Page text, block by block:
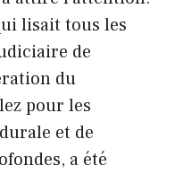
lisait tous les
de
du
pour les
et de
a été